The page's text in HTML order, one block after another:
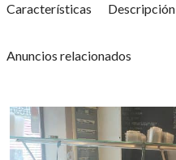
Características Descripción
Anuncios relacionados